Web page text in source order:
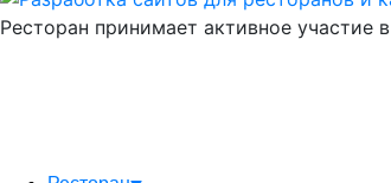
Ресторан принимает активное участие